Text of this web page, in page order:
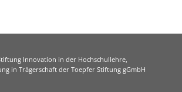
Innovation in der Hochschullehre,
in Trägerschaft der Toepfer Stiftung gGmbH